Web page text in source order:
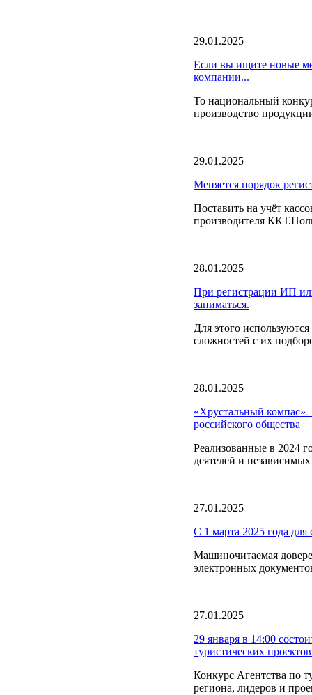
29.01.2025
Если вы ищите новые
компании...
То национальный
производство
29.01.2025
Меняется порядок
Поставить на учёт
производителя
28.01.2025
При регистрации ИП
заниматься.
Для этого
сложностей с их
28.01.2025
«Хрустальный компас»
российского общества
Реализованные в 2024
деятелей и
27.01.2025
С 1 марта 2025 года для
Машиночитаемая
электронных
27.01.2025
29 января в 14:00
туристических
Конкурс Агентства по
региона, лидеров и